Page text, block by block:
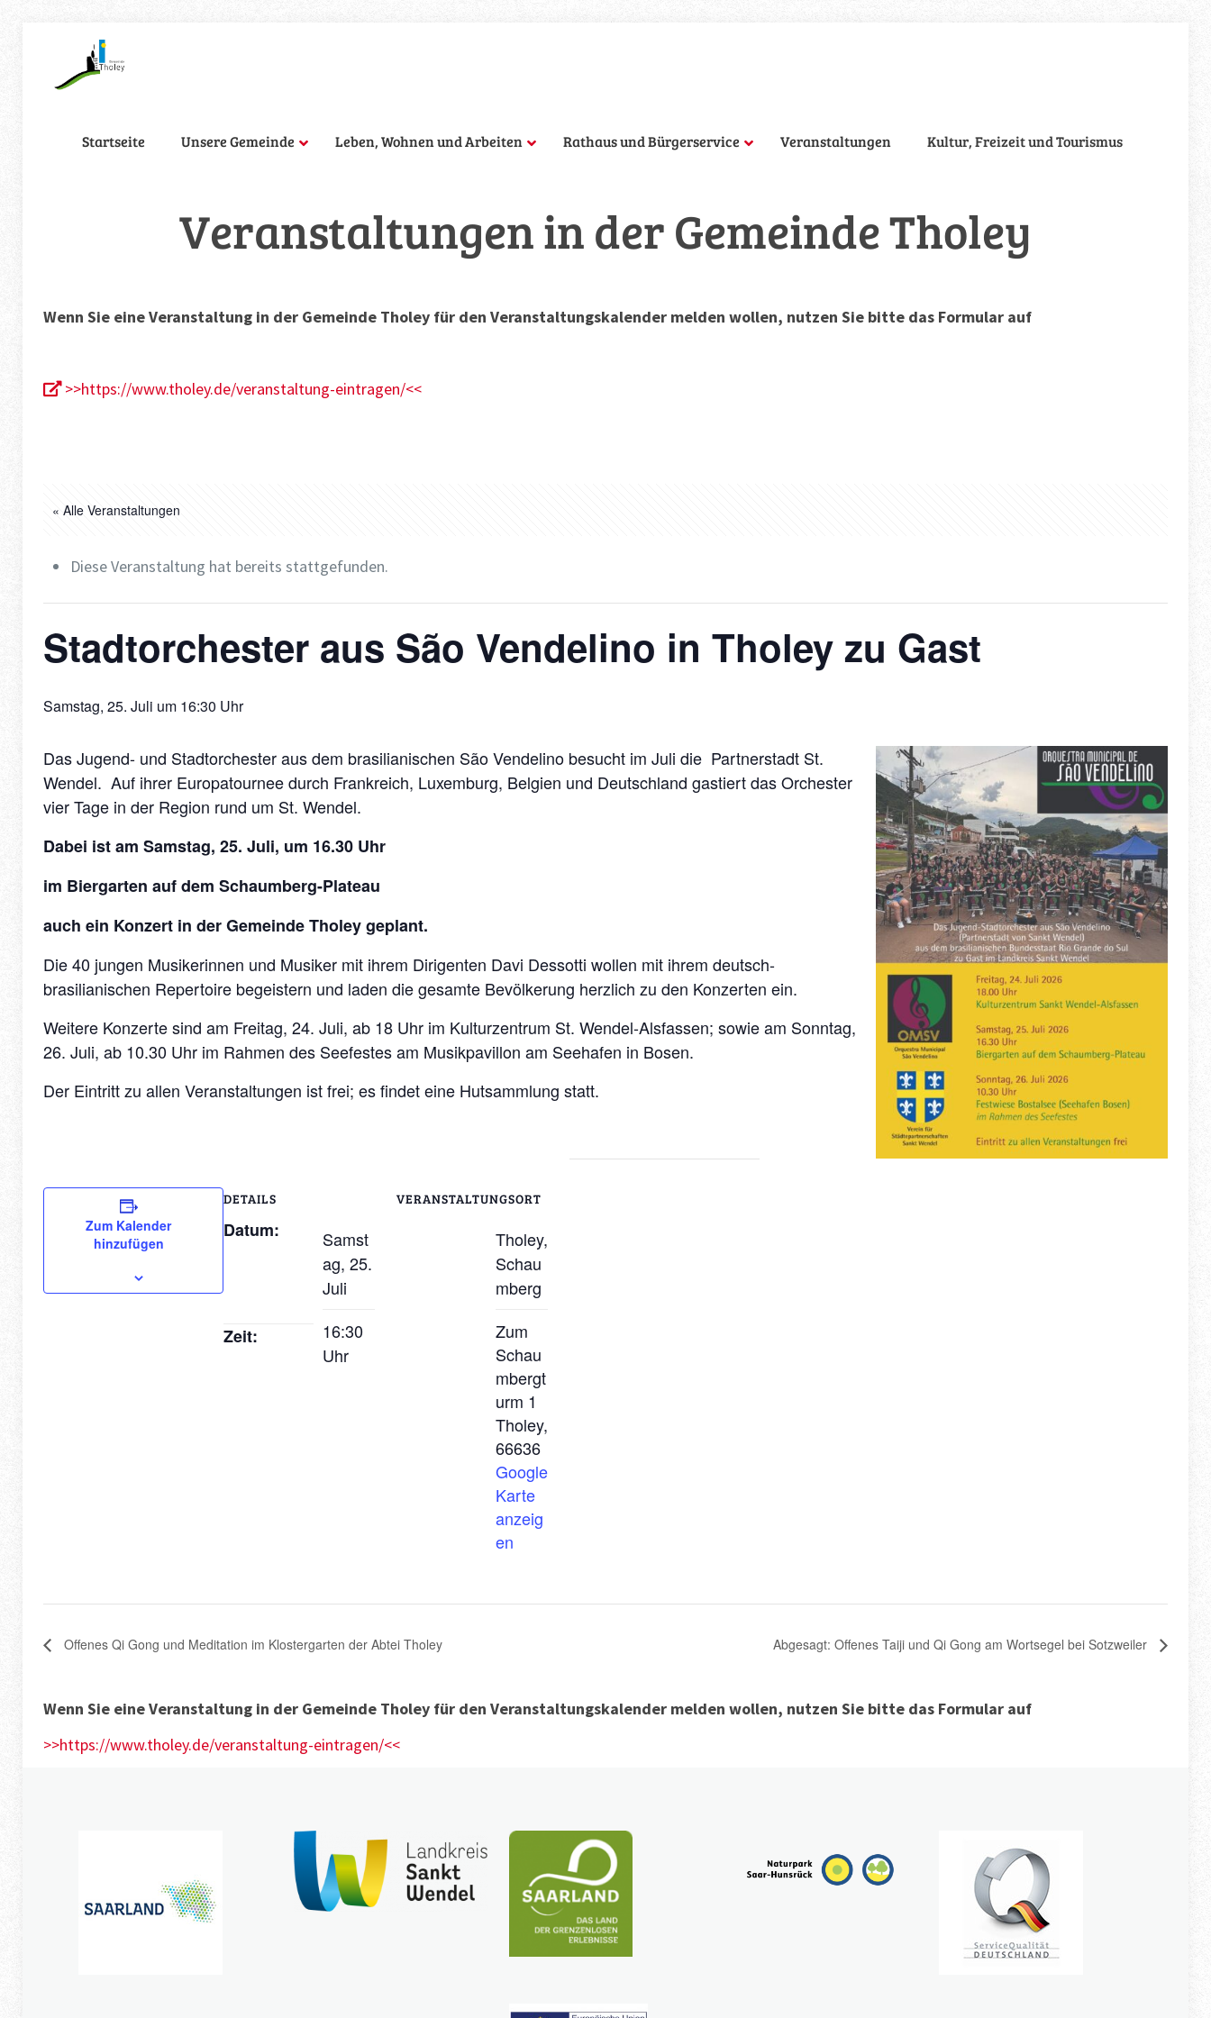
Startseite Unsere Gemeinde Leben, Wohnen und Arbeiten Rathaus und Bürgerservice Veranstaltungen Kultur, Freizeit und Tourismus
Veranstaltungen in der Gemeinde Tholey
Wenn Sie eine Veranstaltung in der Gemeinde Tholey für den Veranstaltungskalender melden wollen, nutzen Sie bitte das Formular auf
>>https://www.tholey.de/veranstaltung-eintragen/<<
« Alle Veranstaltungen
Diese Veranstaltung hat bereits stattgefunden.
Stadtorchester aus São Vendelino in Tholey zu Gast
Samstag, 25. Juli um 16:30 Uhr
Das Jugend- und Stadtorchester aus dem brasilianischen São Vendelino besucht im Juli die Partnerstadt St.
Wendel. Auf ihrer Europatournee durch Frankreich, Luxemburg, Belgien und Deutschland gastiert das Orchester
vier Tage in der Region rund um St. Wendel.
Dabei ist am Samstag, 25. Juli, um 16.30 Uhr
im Biergarten auf dem Schaumberg-Plateau
auch ein Konzert in der Gemeinde Tholey geplant.
Die 40 jungen Musikerinnen und Musiker mit ihrem Dirigenten Davi Dessotti wollen mit ihrem deutsch-
brasilianischen Repertoire begeistern und laden die gesamte Bevölkerung herzlich zu den Konzerten ein.
Weitere Konzerte sind am Freitag, 24. Juli, ab 18 Uhr im Kulturzentrum St. Wendel-Alsfassen; sowie am Sonntag,
26. Juli, ab 10.30 Uhr im Rahmen des Seefestes am Musikpavillon am Seehafen in Bosen.
Der Eintritt zu allen Veranstaltungen ist frei; es findet eine Hutsammlung statt.
Zum Kalender
hinzufügen
DETAILS
Datum:
Samst
ag, 25.
Juli
Zeit:
16:30
Uhr
VERANSTALTUNGSORT
Tholey,
Schau
mberg
Zum
Schau
mbergt
urm 1
Tholey,
66636
Google
Karte
anzeig
en
Offenes Qi Gong und Meditation im Klostergarten der Abtei Tholey Abgesagt: Offenes Taiji und Qi Gong am Wortsegel bei Sotzweiler
Wenn Sie eine Veranstaltung in der Gemeinde Tholey für den Veranstaltungskalender melden wollen, nutzen Sie bitte das Formular auf
>>https://www.tholey.de/veranstaltung-eintragen/<<